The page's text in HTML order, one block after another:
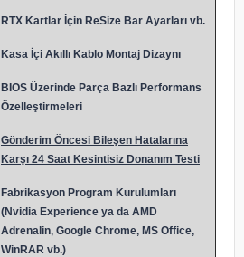
RTX Kartlar İçin ReSize Bar Ayarları vb.
Kasa İçi Akıllı Kablo Montaj Dizaynı
BIOS Üzerinde Parça Bazlı Performans
Özelleştirmeleri
Gönderim Öncesi Bileşen Hatalarına
Karşı 24 Saat Kesintisiz Donanım Testi
Fabrikasyon Program Kurulumları
(Nvidia Experience ya da AMD
Adrenalin, Google Chrome, MS Office,
WinRAR vb.)